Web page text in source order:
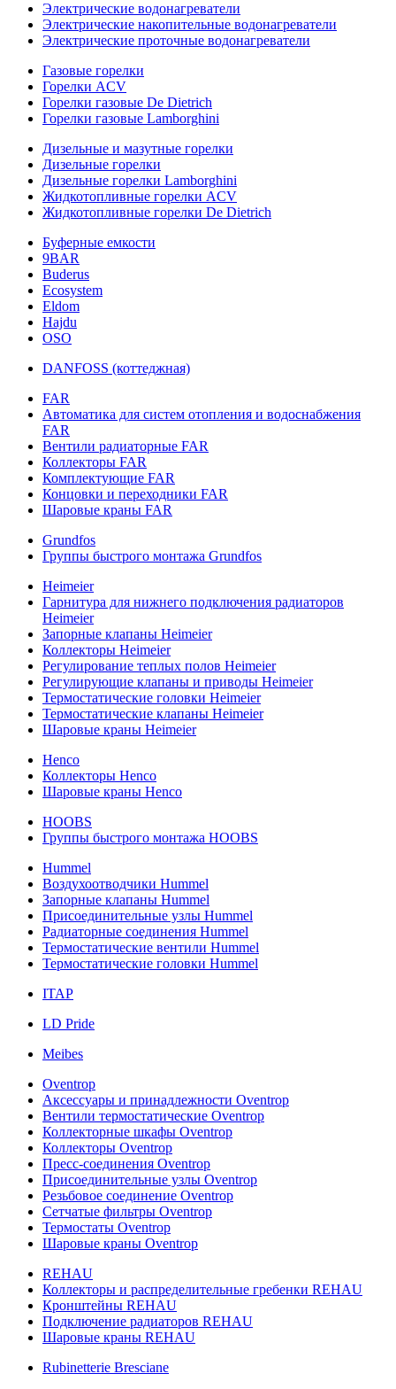
Электрические водонагреватели
Электрические накопительные водонагреватели
Электрические проточные водонагреватели
Газовые горелки
Горелки ACV
Горелки газовые De Dietrich
Горелки газовые Lamborghini
Дизельные и мазутные горелки
Дизельные горелки
Дизельные горелки Lamborghini
Жидкотопливные горелки ACV
Жидкотопливные горелки De Dietrich
Буферные емкости
9BAR
Buderus
Ecosystem
Eldom
Hajdu
OSO
DANFOSS (коттеджная)
FAR
Автоматика для систем отопления и водоснабжения
FAR
Вентили радиаторные FAR
Коллекторы FAR
Комплектующие FAR
Концовки и переходники FAR
Шаровые краны FAR
Grundfos
Группы быстрого монтажа Grundfos
Heimeier
Гарнитура для нижнего подключения радиаторов
Heimeier
Запорные клапаны Heimeier
Коллекторы Heimeier
Регулирование теплых полов Heimeier
Регулирующие клапаны и приводы Heimeier
Термостатические головки Heimeier
Термостатические клапаны Heimeier
Шаровые краны Heimeier
Henco
Коллекторы Henco
Шаровые краны Henco
HOOBS
Группы быстрого монтажа HOOBS
Hummel
Воздухоотводчики Hummel
Запорные клапаны Hummel
Присоединительные узлы Hummel
Радиаторные соединения Hummel
Термостатические вентили Hummel
Термостатические головки Hummel
ITAP
LD Pride
Meibes
Oventrop
Аксессуары и принадлежности Oventrop
Вентили термостатические Oventrop
Коллекторные шкафы Oventrop
Коллекторы Oventrop
Пресс-соединения Oventrop
Присоединительные узлы Oventrop
Резьбовое соединение Oventrop
Сетчатые фильтры Oventrop
Термостаты Oventrop
Шаровые краны Oventrop
REHAU
Коллекторы и распределительные гребенки REHAU
Кронштейны REHAU
Подключение радиаторов REHAU
Шаровые краны REHAU
Rubinetterie Bresciane